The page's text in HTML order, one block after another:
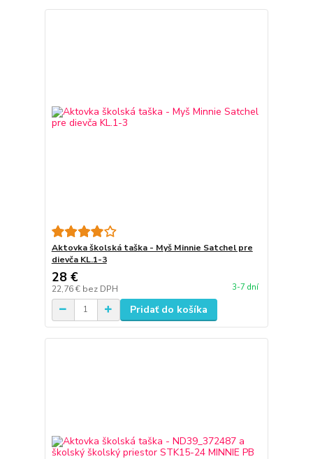
Aktovka školská taška - Myš Minnie Satchel pre
dievča KL.1-3
28 €
22,76 € bez DPH 3-7 dní
Pridať do košíka